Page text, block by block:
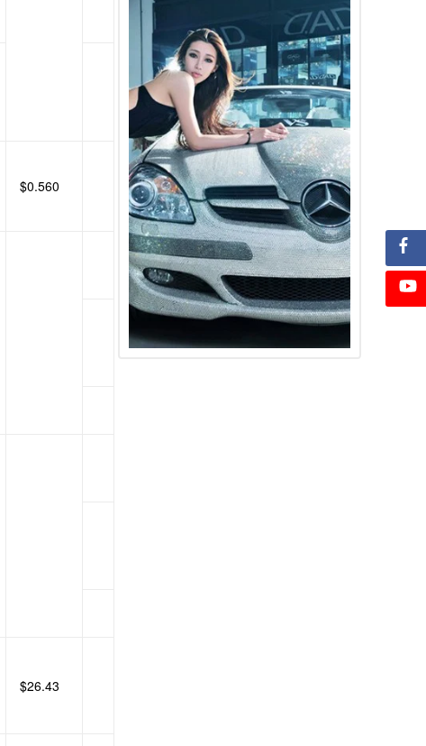
$0.560
$26.43